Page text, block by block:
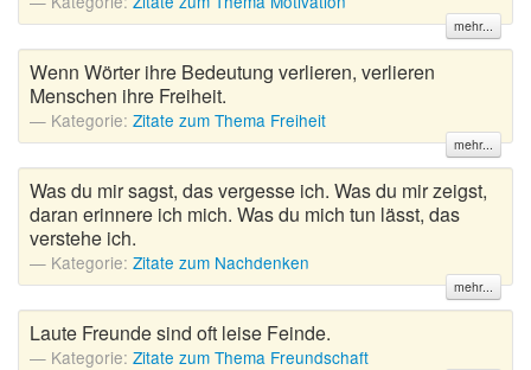
mehr...
Wenn Wörter ihre Bedeutung verlieren, verlieren
Menschen ihre Freiheit.
Kategorie: Zitate zum Thema Freiheit
mehr...
Was du mir sagst, das vergesse ich. Was du mir zeigst,
daran erinnere ich mich. Was du mich tun lässt, das
verstehe ich.
Kategorie: Zitate zum Nachdenken
mehr...
Laute Freunde sind oft leise Feinde.
Kategorie: Zitate zum Thema Freundschaft